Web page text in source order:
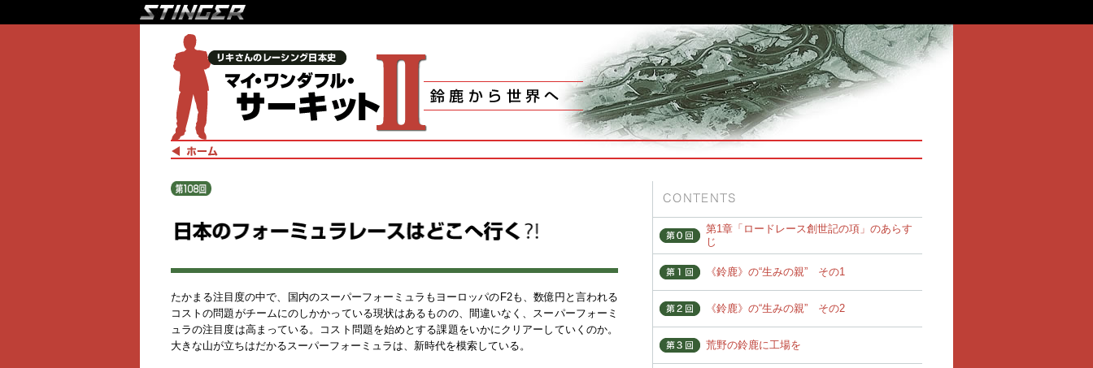
たかまる注目度の中で、国内のスーパーフォーミュラもヨーロッパのF2も、数億円と言われる
コストの問題がチームにのしかかっている現状はあるものの、間違いなく、スーパーフォーミ
ュラの注目度は高まっている。コスト問題を始めとする課題をいかにクリアーしていくのか。
大きな山が立ちはだかるスーパーフォーミュラは、新時代を模索している。
第1章「ロードレース創世記の項」のあらす
じ
《鈴鹿》の“生みの親” その1
《鈴鹿》の“生みの親” その2
荒野の鈴鹿に工場を